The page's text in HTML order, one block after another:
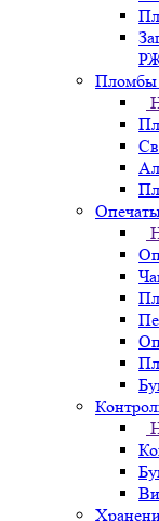
Пломбы